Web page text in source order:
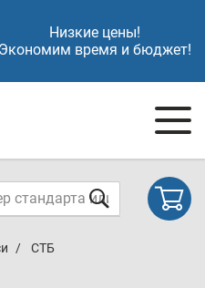
Низкие цены!
Экономим время и бюджет!
СТБ